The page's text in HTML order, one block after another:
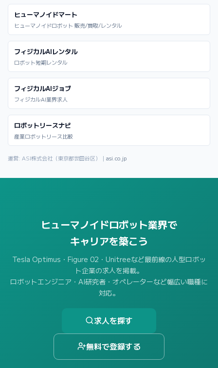
ヒューマノイドマート
ヒューマノイドロボット 販売/買取/レンタル
フィジカルAIレンタル
ロボット短期レンタル
フィジカルAIジョブ
フィジカルAI業界求人
ロボットリースナビ
産業ロボットリース比較
運営: ASI株式会社（東京都世田谷区）｜ asi.co.jp
ヒューマノイドロボット業界で
キャリアを築こう
Tesla Optimus・Figure 02・Unitreeなど最前線の人型ロボッ
ト企業の求人を掲載。
ロボットエンジニア・AI研究者・オペレーターなど幅広い職種に
対応。
求人を探す
無料で登録する